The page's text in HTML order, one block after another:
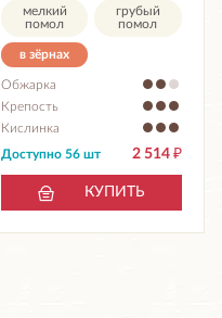
мелкий
помол
грубый
помол
в зёрнах
Обжарка
Крепость
Кислинка
2 514 ₽
Доступно 56 шт
КУПИТЬ